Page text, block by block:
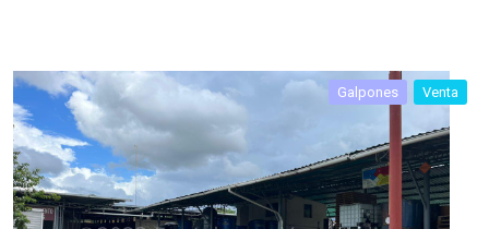
Galpones Venta